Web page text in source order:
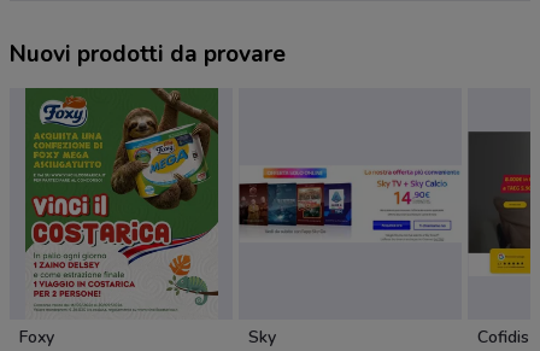
Nuovi prodotti da provare
Foxy Sky Cofidis